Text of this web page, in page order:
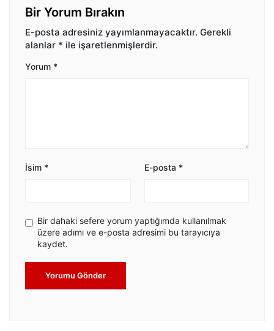
Bir Yorum Bırakın
E-posta adresiniz yayımlanmayacaktır. Gerekli
alanlar * ile işaretlenmişlerdir.
Yorum *
İsim * E-posta *
Bir dahaki sefere yorum yaptığımda kullanılmak
üzere adımı ve e-posta adresimi bu tarayıcıya
kaydet.
Yorumu Gönder